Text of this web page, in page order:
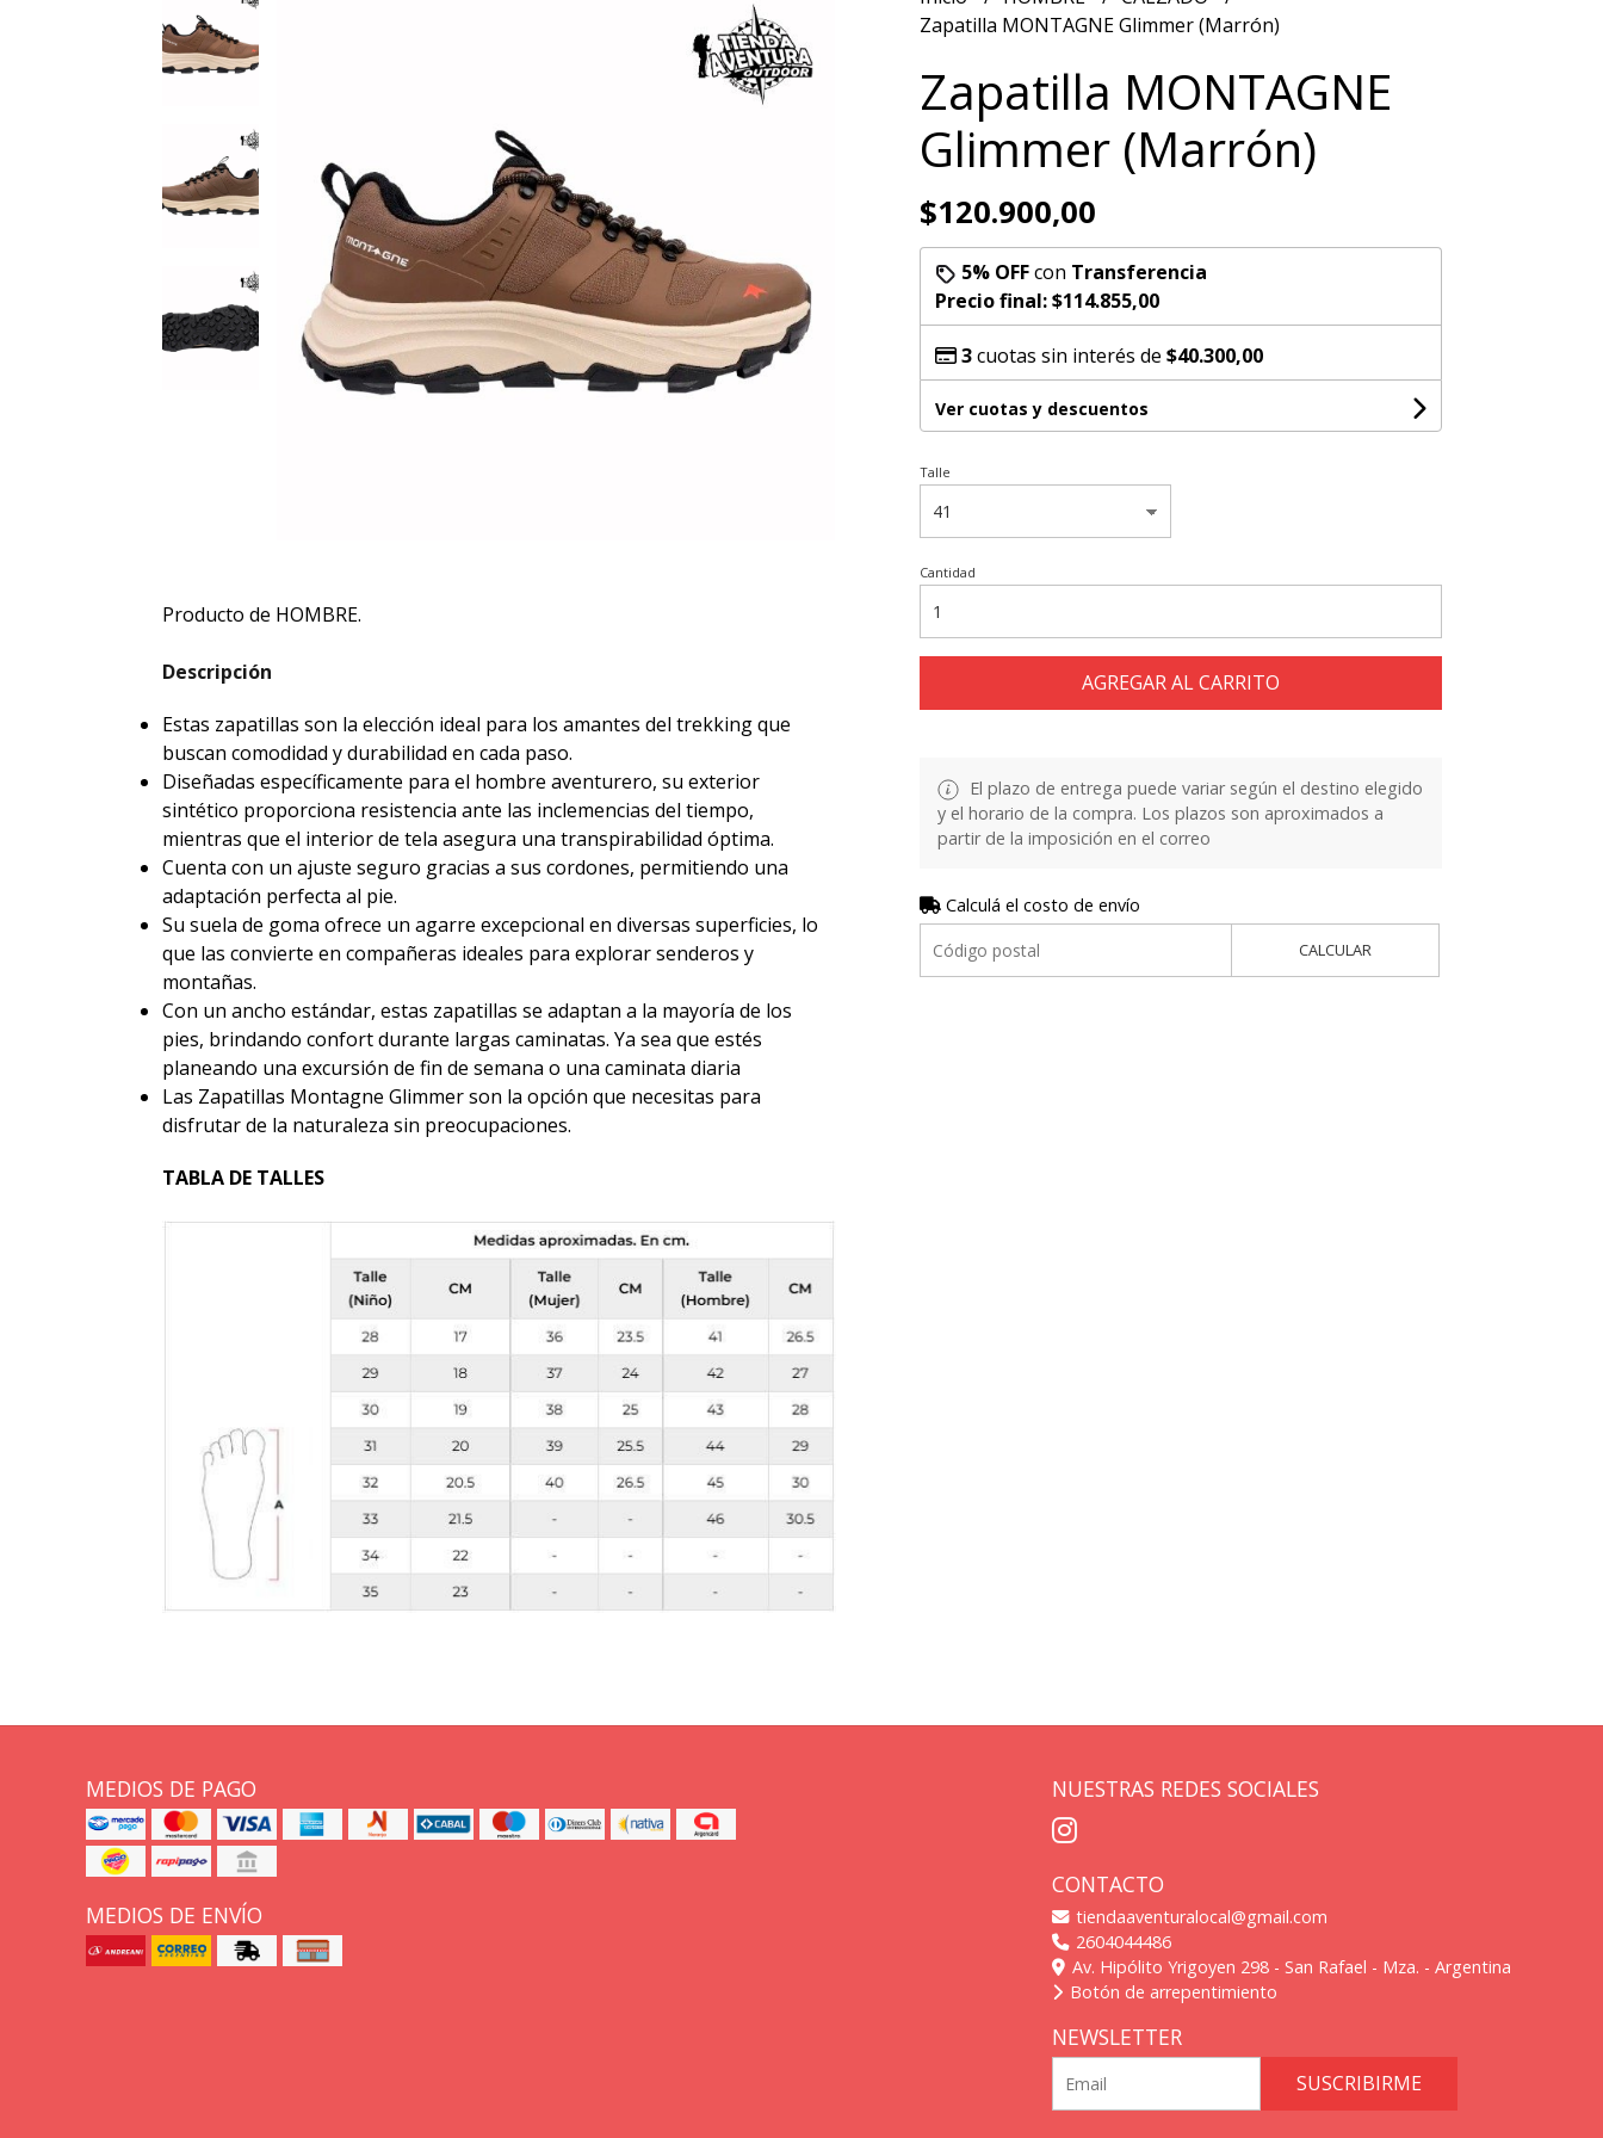
Producto de HOMBRE.
Descripción
Estas zapatillas son la elección ideal para los amantes del trekking que
buscan comodidad y durabilidad en cada paso.
Diseñadas específicamente para el hombre aventurero, su exterior
sintético proporciona resistencia ante las inclemencias del tiempo,
mientras que el interior de tela asegura una transpirabilidad óptima.
Cuenta con un ajuste seguro gracias a sus cordones, permitiendo una
adaptación perfecta al pie.
Su suela de goma ofrece un agarre excepcional en diversas superficies, lo
que las convierte en compañeras ideales para explorar senderos y
montañas.
Con un ancho estándar, estas zapatillas se adaptan a la mayoría de los
pies, brindando confort durante largas caminatas. Ya sea que estés
planeando una excursión de fin de semana o una caminata diaria
Las Zapatillas Montagne Glimmer son la opción que necesitas para
disfrutar de la naturaleza sin preocupaciones.
TABLA DE TALLES
Zapatilla MONTAGNE Glimmer (Marrón)
Zapatilla MONTAGNE
Glimmer (Marrón)
$120.900,00
5% OFFcon Transferencia
Precio final:$114.855,00
3cuotas sin interés de $40.300,00
Ver cuotas y descuentos
Talle
Cantidad
AGREGAR AL CARRITO
El plazo de entrega puede variar según el destino elegido
y el horario de la compra. Los plazos son aproximados a
partir de la imposición en el correo
Calculá el costo de envío
CALCULAR
MEDIOS DE PAGO
MEDIOS DE ENVÍO
NUESTRAS REDES SOCIALES
CONTACTO
tiendaaventuralocal@gmail.com
2604044486
Av. Hipólito Yrigoyen 298 - San Rafael - Mza. - Argentina
Botón de arrepentimiento
NEWSLETTER
SUSCRIBIRME